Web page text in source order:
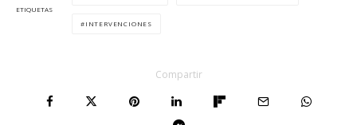
ETIQUETAS
INTERVENCIONES
Compartir